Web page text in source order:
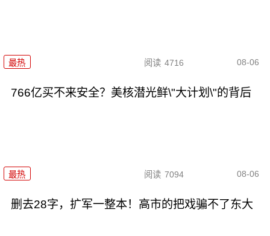
最热 阅读 4716 08-06
766亿买不来安全？美核潜光鲜\"大计划\"的背后
最热 阅读 7094 08-06
删去28字，扩军一整本！高市的把戏骗不了东大